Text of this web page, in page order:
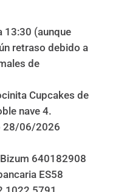
13:30 (aunque
retraso debido a
de
Cupcakes de
nave 4.
28/06/2026
640182908
ES58